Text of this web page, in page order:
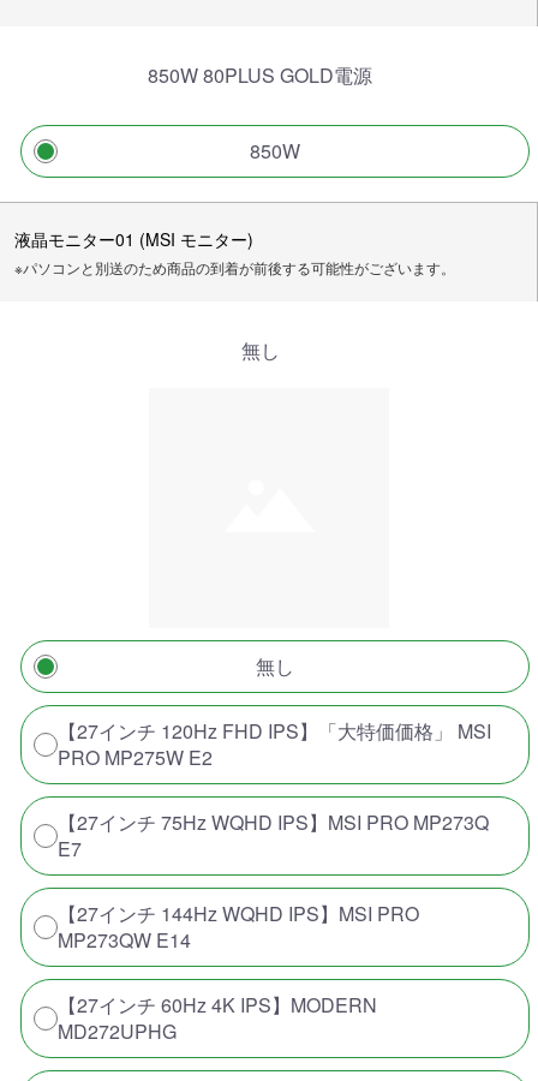
850W 80PLUS GOLD電源
850W
液晶モニター01 (MSI モニター)
※パソコンと別送のため商品の到着が前後する可能性がございます。
無し
無し
【27インチ 120Hz FHD IPS】「大特価価格」 MSI
PRO MP275W E2
【27インチ 75Hz WQHD IPS】MSI PRO MP273Q
E7
【27インチ 144Hz WQHD IPS】MSI PRO
MP273QW E14
【27インチ 60Hz 4K IPS】MODERN
MD272UPHG